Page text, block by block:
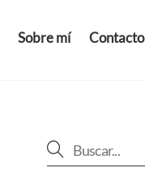
Sobre mí Contacto